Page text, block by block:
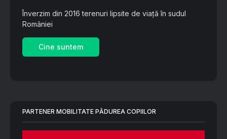
Înverzim din 2016 terenuri lipsite de viață în sudul
României
Cine suntem
PARTENER MOBILITATE PĂDUREA COPIILOR